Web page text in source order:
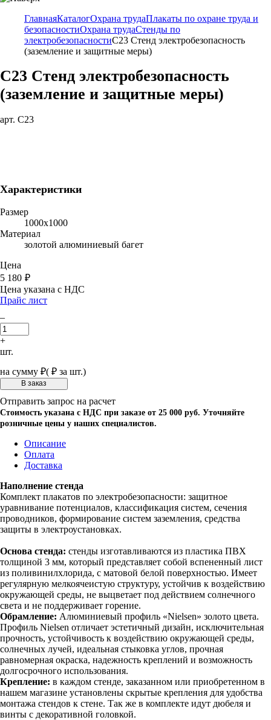
ГлавнаяКаталогОхрана трудаПлакаты по охране труда и
безопасностиОхрана трудаСтенды по
электробезопасностиС23 Стенд электробезопасность
(заземление и защитные меры)
С23 Стенд электробезопасность
(заземление и защитные меры)
арт. С23
Характеристики
Размер
1000х1000
Материал
золотой алюминиевый багет
Цена
5 180 ₽
Цена указана с НДС
Прайс лист
–
+
шт.
на сумму ₽( ₽ за шт.)
Отправить запрос на расчет
Стоимость указана с НДС при заказе от 25 000 руб. Уточняйте
розничные цены у наших специалистов.
Описание
Оплата
Доставка
Наполнение стенда
Комплект плакатов по электробезопасности: защитное
уравнивание потенциалов, классификация систем, сечения
проводников, формирование систем заземления, средства
защиты в электроустановках.
Основа стенда: стенды изготавливаются из пластика ПВХ
толщиной 3 мм, который представляет собой вспененный лист
из поливинилхлорида, с матовой белой поверхностью. Имеет
регулярную мелкоячеистую структуру, устойчив к воздействию
окружающей среды, не выцветает под действием солнечного
света и не поддерживает горение.
Обрамление: Алюминиевый профиль «Nielsen» золото цвета.
Профиль Nielsen отличает эстетичный дизайн, исключительная
прочность, устойчивость к воздействию окружающей среды,
солнечных лучей, идеальная стыковка углов, прочная
равномерная окраска, надежность креплений и возможность
долгосрочного использования.
Крепление: в каждом стенде, заказанном или приобретенном в
нашем магазине установлены скрытые крепления для удобства
монтажа стендов к стене. Так же в комплекте идут дюбеля и
винты с декоративной головкой.